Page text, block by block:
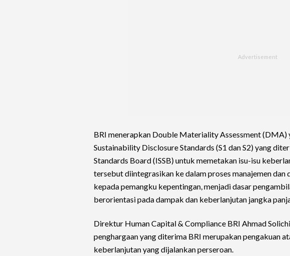
BRI menerapkan Double Materiality Assessment (DMA)
Sustainability Disclosure Standards (S1 dan S2) yang
Standards Board (ISSB) untuk memetakan isu-isu
tersebut diintegrasikan ke dalam proses manajemen
kepada pemangku kepentingan, menjadi dasar
berorientasi pada dampak dan keberlanjutan jangka
Direktur Human Capital & Compliance BRI Ahmad
penghargaan yang diterima BRI merupakan pengakuan
keberlanjutan yang dijalankan perseroan.